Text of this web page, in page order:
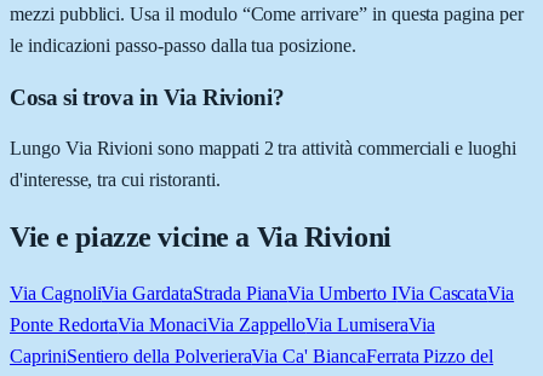
mezzi pubblici. Usa il modulo “Come arrivare” in questa pagina per
le indicazioni passo-passo dalla tua posizione.
Cosa si trova in Via Rivioni?
Lungo Via Rivioni sono mappati 2 tra attività commerciali e luoghi
d'interesse, tra cui ristoranti.
Vie e piazze vicine a Via Rivioni
Via CagnoliVia GardataStrada PianaVia Umberto IVia CascataVia
Ponte RedortaVia MonaciVia ZappelloVia LumiseraVia
CapriniSentiero della PolverieraVia Ca' BiancaFerrata Pizzo del